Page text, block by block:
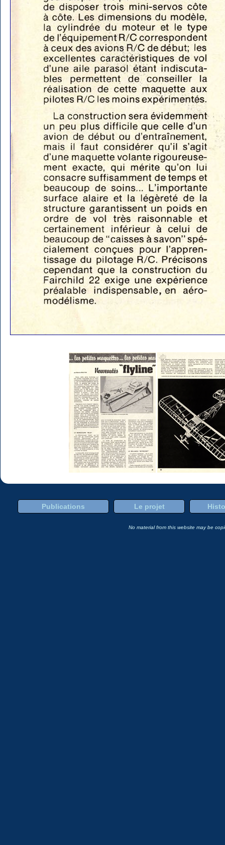
Publications Le projet
No material from this website may be